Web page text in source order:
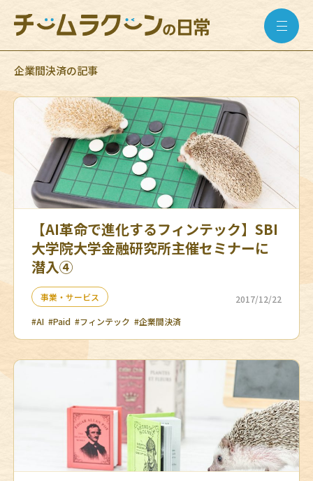
企業間決済の記事
【AI革命で進化するフィンテック】SBI
大学院大学金融研究所主催セミナーに
潜入④
事業・サービス
2017/12/22
#AI #Paid #フィンテック #企業間決済